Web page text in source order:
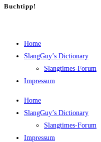
Buch­tipp!
Home
SlangGuy’s Dic­tion­a­ry
Slang­times-Forum
Impres­sum
Home
SlangGuy’s Dic­tion­a­ry
Slang­times-Forum
Impres­sum